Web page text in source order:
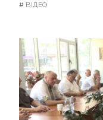
# ВІДЕО